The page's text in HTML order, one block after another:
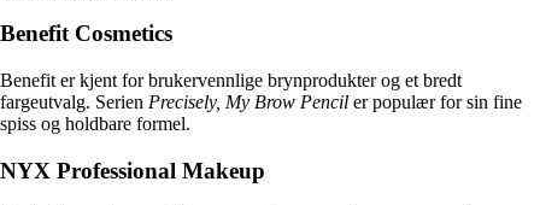
Benefit Cosmetics
Benefit er kjent for brukervennlige brynprodukter og et bredt
fargeutvalg. Serien Precisely, My Brow Pencil er populær for sin fine
spiss og holdbare formel.
NYX Professional Makeup